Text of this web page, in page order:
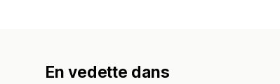
En vedette dans